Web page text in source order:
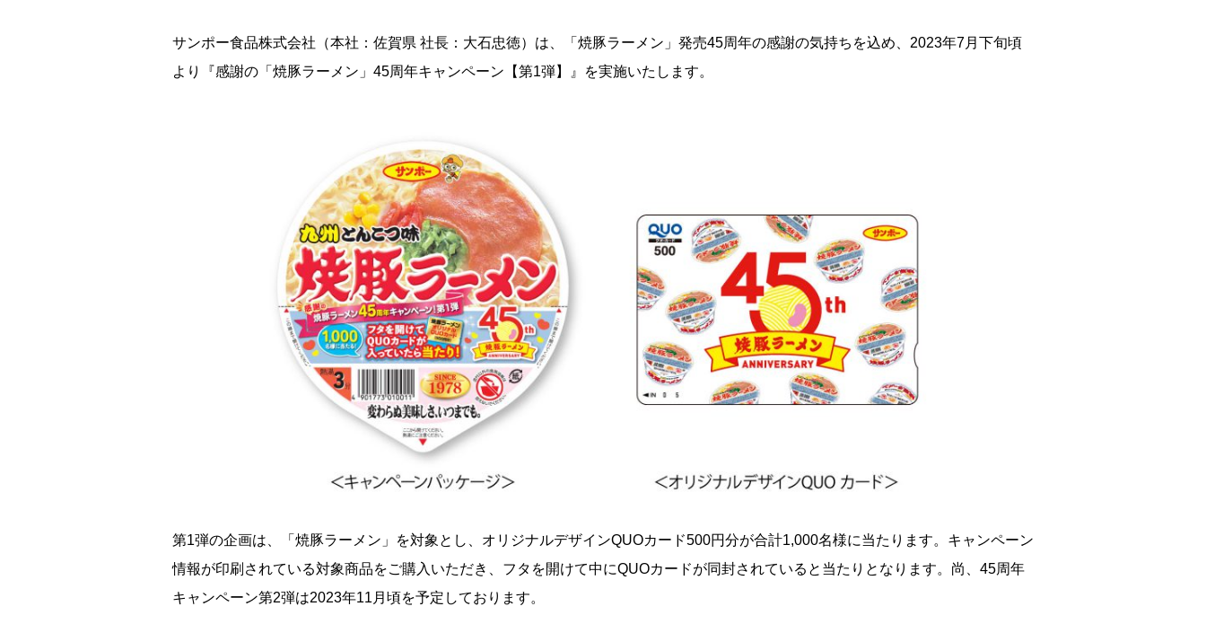
サンポー食品株式会社（本社：佐賀県 社長：大石忠徳）は、「焼豚ラーメン」発売45周年の感謝の気持ちを込め、2023年7月下旬頃
より『感謝の「焼豚ラーメン」45周年キャンペーン【第1弾】』を実施いたします。
第1弾の企画は、「焼豚ラーメン」を対象とし、オリジナルデザインQUOカード500円分が合計1,000名様に当たります。キャンペーン
情報が印刷されている対象商品をご購入いただき、フタを開けて中にQUOカードが同封されていると当たりとなります。尚、45周年
キャンペーン第2弾は2023年11月頃を予定しております。